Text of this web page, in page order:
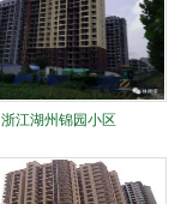
浙江湖州锦园小区